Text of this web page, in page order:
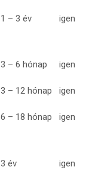
1 – 3 év igen
3 – 6 hónap igen
3 – 12 hónap igen
6 – 18 hónap
igen
3 év igen